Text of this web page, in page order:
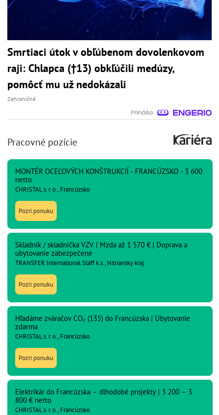
Smrtiaci útok v obľúbenom dovolenkovom
raji: Chlapca (†13) obkľúčili medúzy,
pomôcť mu už nedokázali
Zahraničné
Pracovné pozície
MONTÉR OCEĽOVÝCH KONŠTRUKCIÍ - FRANCÚZSKO - 3 600
netto
CHRISTAL s. r. o., Francúzsko
Pozri ponuku
Skladník / skladníčka VZV | Mzda až 1 570 € | Doprava a
ubytovanie zabezpečené
TRANSFER International Staff k.s., Nitriansky kraj
Pozri ponuku
Hľadáme zváračov CO₂ (135) do Francúzska | Ubytovanie
zdarma
CHRISTAL s. r. o., Francúzsko
Pozri ponuku
Elektrikár do Francúzska – dlhodobé projekty | 3 200 – 3
800 € netto
CHRISTAL s. r. o., Francúzsko